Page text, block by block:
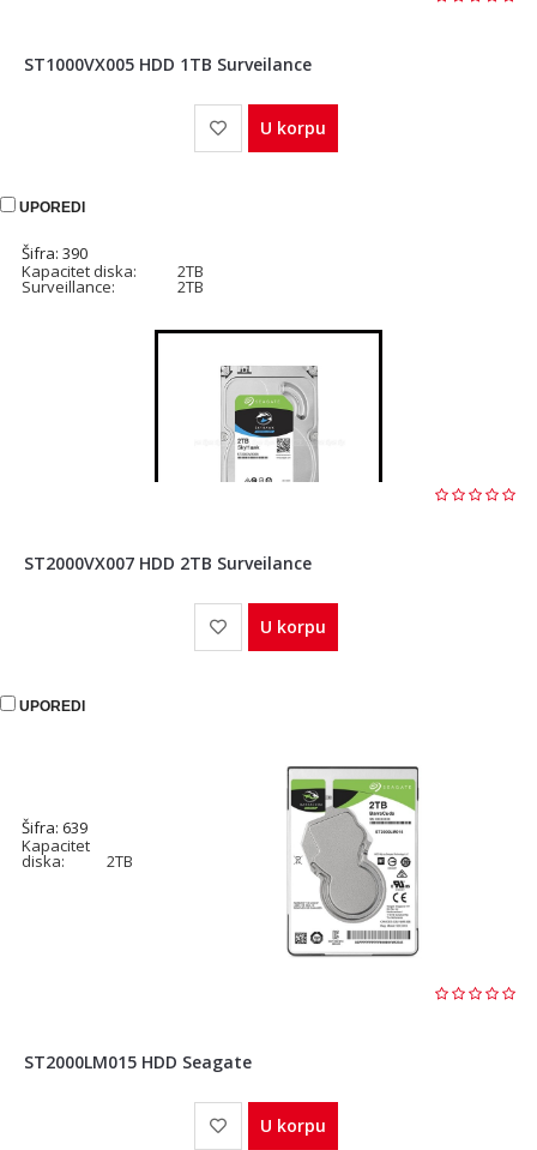
ST1000VX005 HDD 1TB Surveilance
U korpu
UPOREDI
Šifra: 390
Kapacitet diska:
2TB
Surveillance: 2TB
ST2000VX007 HDD 2TB Surveilance
U korpu
UPOREDI
Šifra: 639
Kapacitet
diska: 2TB
ST2000LM015 HDD Seagate
U korpu